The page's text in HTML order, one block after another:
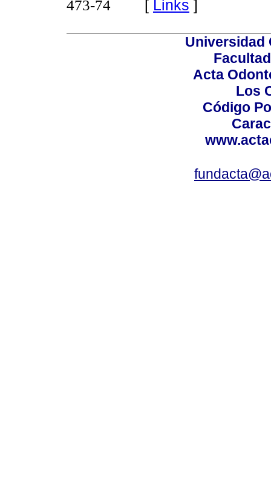
473-74 [ Links ]
Universidad
Acta
Los
Código